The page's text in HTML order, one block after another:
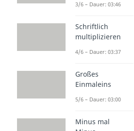
3/6 – Dauer: 03:46
Schriftlich
multiplizieren
4/6 – Dauer: 03:37
Großes
Einmaleins
5/6 – Dauer: 03:00
Minus mal